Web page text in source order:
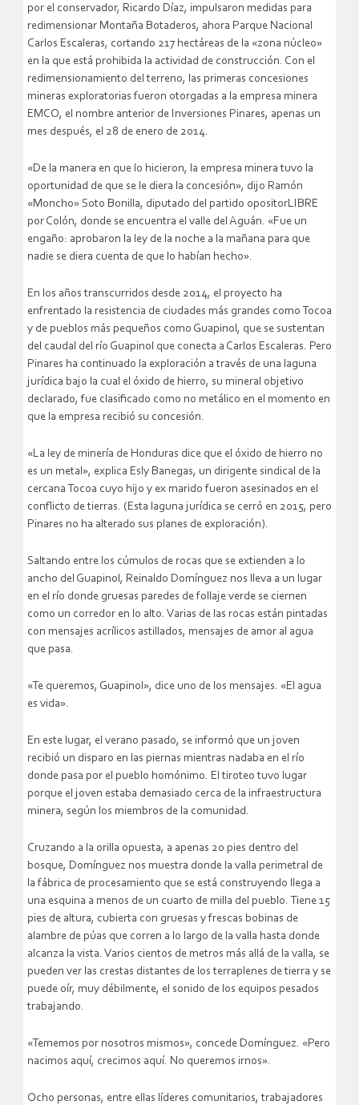
por el conservador, Ricardo Díaz, impulsaron medidas para
redimensionar Montaña Botaderos, ahora Parque Nacional
Carlos Escaleras, cortando 217 hectáreas de la «zona núcleo»
en la que está prohibida la actividad de construcción. Con el
redimensionamiento del terreno, las primeras concesiones
mineras exploratorias fueron otorgadas a la empresa minera
EMCO, el nombre anterior de Inversiones Pinares, apenas un
mes después, el 28 de enero de 2014.
«De la manera en que lo hicieron, la empresa minera tuvo la
oportunidad de que se le diera la concesión», dijo Ramón
«Moncho» Soto Bonilla, diputado del partido opositorLIBRE
por Colón, donde se encuentra el valle del Aguán. «Fue un
engaño: aprobaron la ley de la noche a la mañana para que
nadie se diera cuenta de que lo habían hecho».
En los años transcurridos desde 2014, el proyecto ha
enfrentado la resistencia de ciudades más grandes como Tocoa
y de pueblos más pequeños como Guapinol, que se sustentan
del caudal del río Guapinol que conecta a Carlos Escaleras. Pero
Pinares ha continuado la exploración a través de una laguna
jurídica bajo la cual el óxido de hierro, su mineral objetivo
declarado, fue clasificado como no metálico en el momento en
que la empresa recibió su concesión.
«La ley de minería de Honduras dice que el óxido de hierro no
es un metal», explica Esly Banegas, un dirigente sindical de la
cercana Tocoa cuyo hijo y ex marido fueron asesinados en el
conflicto de tierras. (Esta laguna jurídica se cerró en 2015, pero
Pinares no ha alterado sus planes de exploración).
Saltando entre los cúmulos de rocas que se extienden a lo
ancho del Guapinol, Reinaldo Domínguez nos lleva a un lugar
en el río donde gruesas paredes de follaje verde se ciernen
como un corredor en lo alto. Varias de las rocas están pintadas
con mensajes acrílicos astillados, mensajes de amor al agua
que pasa.
«Te queremos, Guapinol», dice uno de los mensajes. «El agua
es vida».
En este lugar, el verano pasado, se informó que un joven
recibió un disparo en las piernas mientras nadaba en el río
donde pasa por el pueblo homónimo. El tiroteo tuvo lugar
porque el joven estaba demasiado cerca de la infraestructura
minera, según los miembros de la comunidad.
Cruzando a la orilla opuesta, a apenas 20 pies dentro del
bosque, Domínguez nos muestra donde la valla perimetral de
la fábrica de procesamiento que se está construyendo llega a
una esquina a menos de un cuarto de milla del pueblo. Tiene 15
pies de altura, cubierta con gruesas y frescas bobinas de
alambre de púas que corren a lo largo de la valla hasta donde
alcanza la vista. Varios cientos de metros más allá de la valla, se
pueden ver las crestas distantes de los terraplenes de tierra y se
puede oír, muy débilmente, el sonido de los equipos pesados
trabajando.
«Tememos por nosotros mismos», concede Domínguez. «Pero
nacimos aquí, crecimos aquí. No queremos irnos».
Ocho personas, entre ellas líderes comunitarios, trabajadores